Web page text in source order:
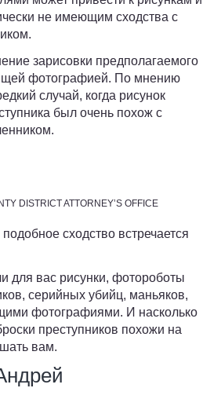
не имеющим сходства с
зарисовки предполагаемого
фотографией. По мнению
случай, когда рисунок
был очень похож с
DISTRICT ATTORNEY’S OFFICE
сходство встречается
для вас рисунки, фотороботы
серийных убийц, маньяков,
фотографиями. И насколько
преступников похожи на
вам.